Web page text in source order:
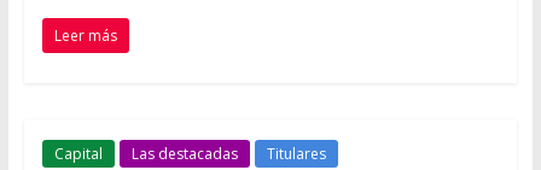
Leer más
Capital Las destacadas Titulares